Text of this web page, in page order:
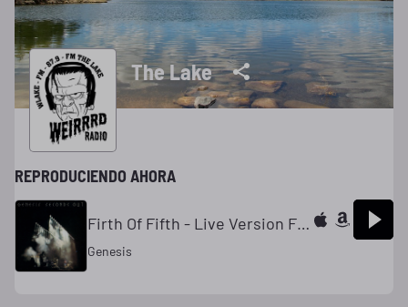
The Lake
REPRODUCIENDO AHORA
Firth Of Fifth - Live Version From Seconds Out
Genesis